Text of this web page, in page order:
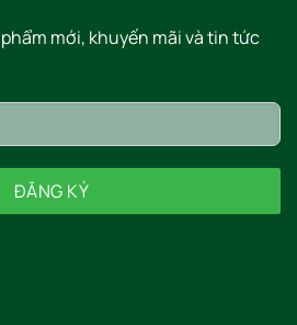
mới, khuyến mãi và tin tức
ĐĂNG KÝ